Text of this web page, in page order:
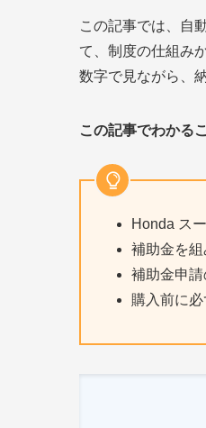
この記事では、自
て、制度の仕組み
数字で見ながら、
この記事でわかる
Honda ス
補助金を
補助金申
購入前に